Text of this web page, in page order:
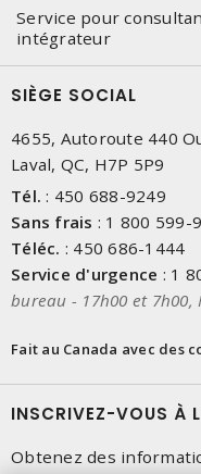
Service pour
intégrateur
SIÈGE SOCIAL
4655, Autoroute 440
Laval, QC, H7P 5P9
Tél. : 450 688-9249
Sans frais : 1 800 599-
Téléc. : 450 686-1444
Service d'urgence : 1
bureau - 17h00 et 7h00,
Fait au Canada avec des
INSCRIVEZ-VOUS À
Obtenez des